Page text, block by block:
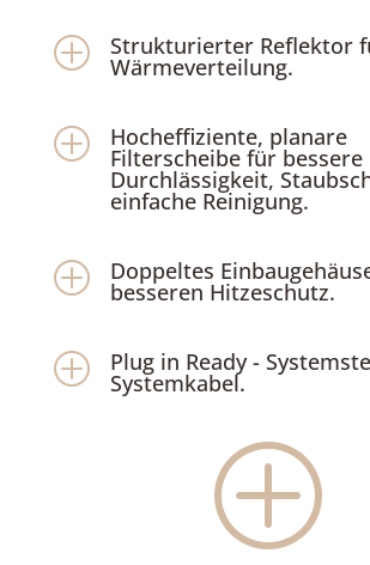
P Strukturierter Reflektor
Wärmeverteilung.
P Hocheffiziente, planare
Filterscheibe für bessere
Durchlässigkeit,
einfache Reinigung.
P Doppeltes
besseren Hitzeschutz.
P Plug in Ready -
Systemkabel.
P